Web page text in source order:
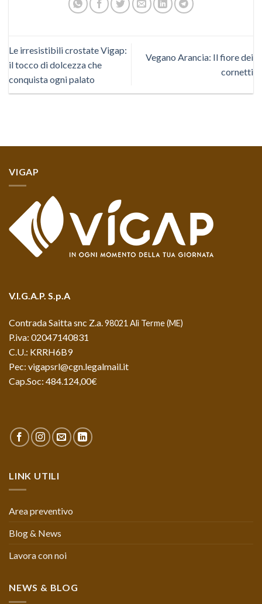
Le irresistibili crostate Vigap:
il tocco di dolcezza che
conquista ogni palato
Vegano Arancia: Il fiore dei
cornetti
VIGAP
V.I.G.A.P. S.p.A
Contrada Saitta snc Z.a.98021 Alì Terme (ME)
P.iva: 02047140831
C.U.: KRRH6B9
Pec: vigapsrl@cgn.legalmail.it
Cap.Soc: 484.124,00€
LINK UTILI
Area preventivo
Blog & News
Lavora con noi
NEWS & BLOG